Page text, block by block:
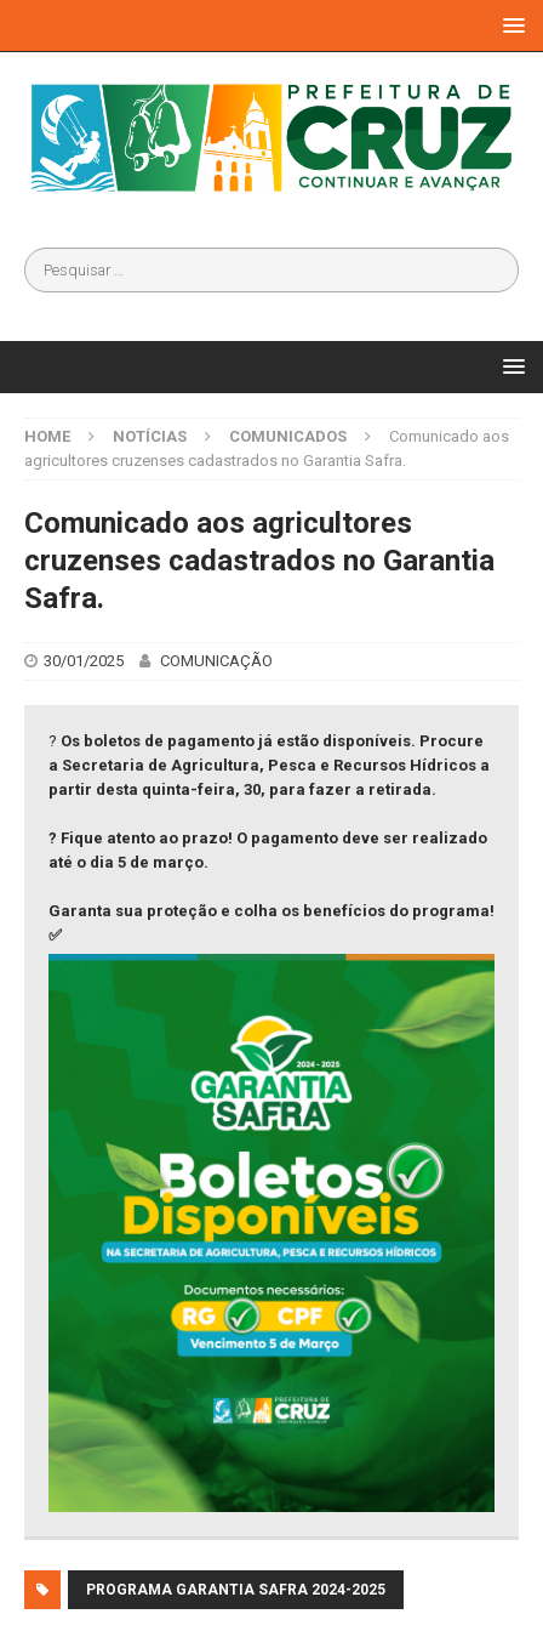
HOME NOTÍCIAS COMUNICADOS
Comunicado aos
agricultores cruzenses cadastrados no Garantia Safra.
Comunicado aos agricultores
cruzenses cadastrados no Garantia
Safra.
30/01/2025 COMUNICAÇÃO
? Os boletos de pagamento já estão disponíveis. Procure
a Secretaria de Agricultura, Pesca e Recursos Hídricos a
partir desta quinta-feira, 30, para fazer a retirada.
? Fique atento ao prazo! O pagamento deve ser realizado
até o dia 5 de março.
Garanta sua proteção e colha os benefícios do programa!
✅
PROGRAMA GARANTIA SAFRA 2024-2025